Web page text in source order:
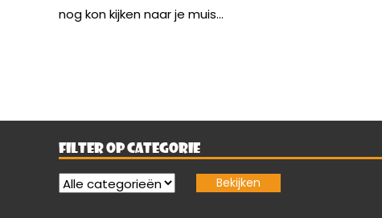
nog kon kijken naar je muis...
FILTER OP CATEGORIE